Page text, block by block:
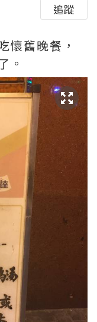
追蹤
懷舊晚餐，
。